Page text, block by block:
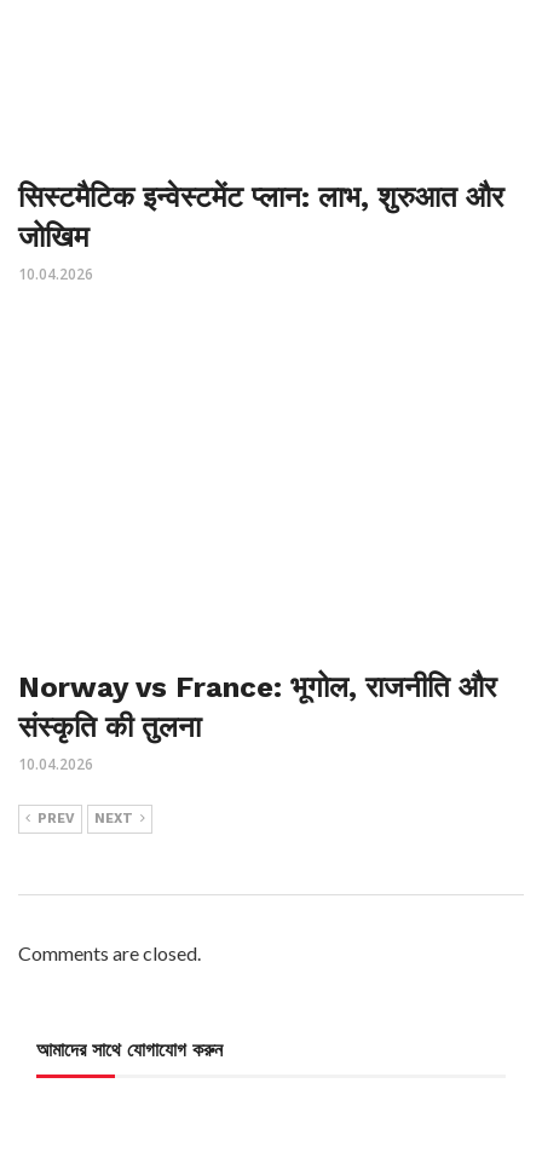
सिस्टमैटिक इन्वेस्टमेंट प्लान: लाभ, शुरुआत और
जोखिम
10.04.2026
Norway vs France: भूगोल, राजनीति और
संस्कृति की तुलना
10.04.2026
PREV NEXT
Comments are closed.
আমাদের সাথে যোগাযোগ করুন